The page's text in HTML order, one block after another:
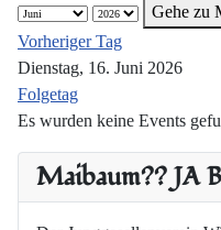
Maibaum?? JA
Gehe zu
Vorheriger Tag
Dienstag, 16. Juni 2026
Folgetag
Es wurden keine Events